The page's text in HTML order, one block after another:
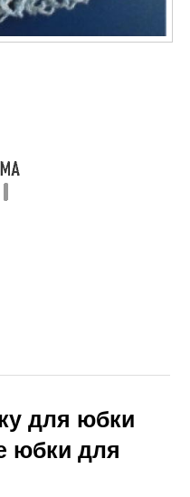
для юбки
юбки для